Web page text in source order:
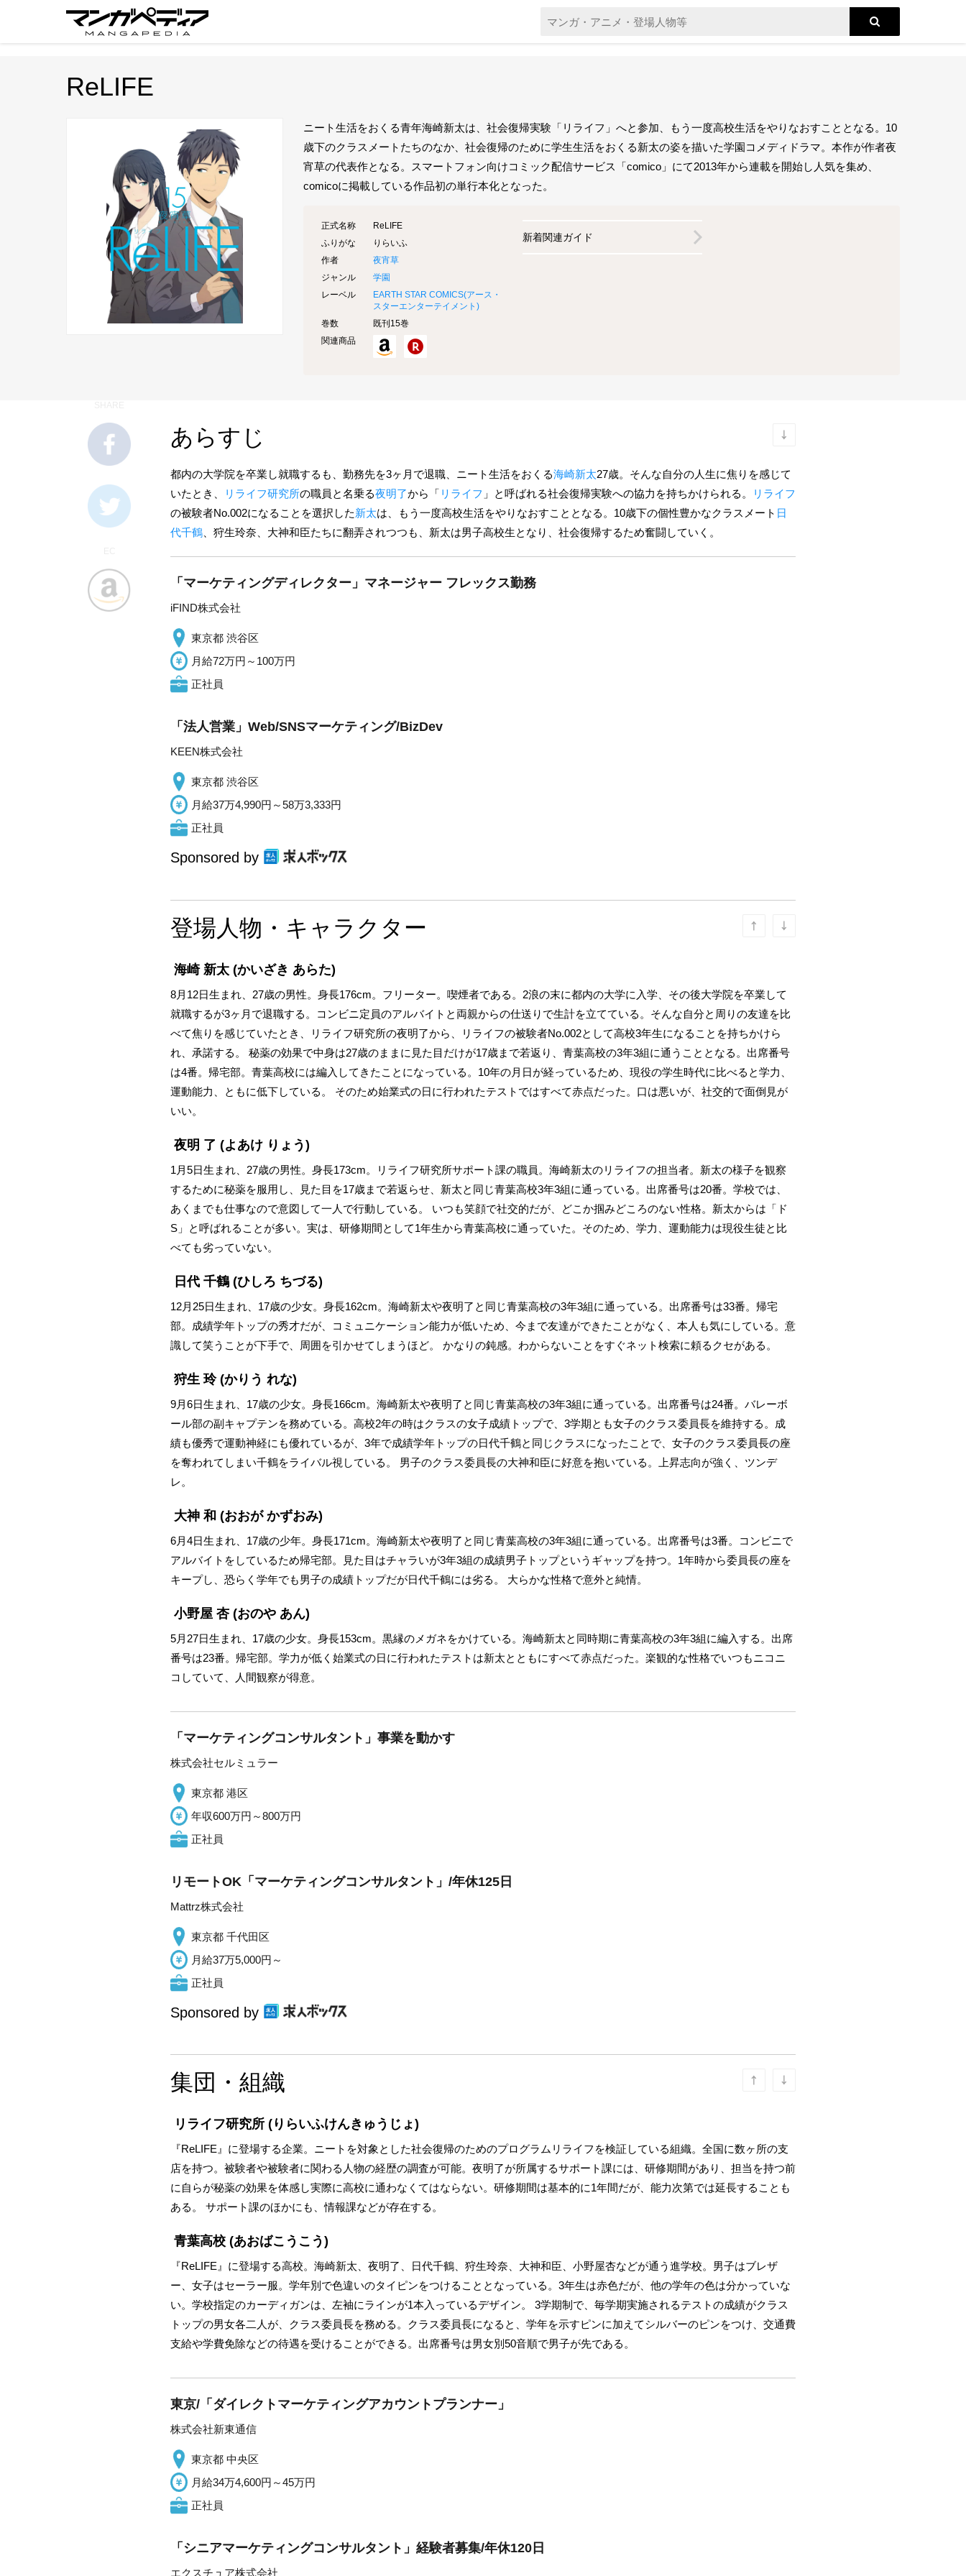
ReLIFE
ニート生活をおくる青年海崎新太は、社会復帰実験「リライフ」へと参加、もう一度高校生活をやりなおすこととなる。10
歳下のクラスメートたちのなか、社会復帰のために学生生活をおくる新太の姿を描いた学園コメディドラマ。本作が作者夜
宵草の代表作となる。スマートフォン向けコミック配信サービス「comico」にて2013年から連載を開始し人気を集め、
comicoに掲載している作品初の単行本化となった。
正式名称
ReLIFE
ふりがな
りらいふ
作者
夜宵草
ジャンル
学園
レーベル
EARTH STAR COMICS(アース・
スターエンターテイメント )
巻数
既刊15巻
関連商品
新着関連ガイド
あらすじ
都内の大学院を卒業し就職するも、勤務先を3ヶ月で退職、ニート生活をおくる海崎新太27歳。そんな自分の人生に焦りを感じて
いたとき、
リライフ研究所の職員と名乗る夜明了から「 リライフ 」と呼ばれる社会復帰実験への協力を持ちかけられる。
リライフ
の被験者No.002になることを選択した新太は、もう一度高校生活をやりなおすこととなる。10歳下の個性豊かなクラスメート 日
代千鶴 、狩生玲奈、大神和臣たちに翻弄されつつも、新太は男子高校生となり、社会復帰するため奮闘していく。
「マーケティングディレクター」マネージャー フレックス勤務
iFIND株式会社
東京都 渋谷区
月給72万円～100万円
正社員
「法人営業」Web/SNSマーケティング/BizDev
KEEN株式会社
東京都 渋谷区
月給37万4,990円～58万3,333円
正社員
Sponsored by
登場人物・キャラクター
海崎 新太 (かいざき あらた)
8月12日生まれ、27歳の男性。身長176cm。フリーター。喫煙者である。2浪の末に都内の大学に入学、その後大学院を卒業して
就職するが3ヶ月で退職する。コンビニ定員のアルバイトと両親からの仕送りで生計を立てている。そんな自分と周りの友達を比
べて焦りを感じていたとき、リライフ研究所の夜明了から、リライフの被験者No.002として高校3年生になることを持ちかけら
れ、承諾する。 秘薬の効果で中身は27歳のままに見た目だけが17歳まで若返り、青葉高校の3年3組に通うこととなる。出席番号
は4番。帰宅部。青葉高校には編入してきたことになっている。10年の月日が経っているため、現役の学生時代に比べると学力、
運動能力、ともに低下している。 そのため始業式の日に行われたテストではすべて赤点だった。口は悪いが、社交的で面倒見が
いい。
夜明 了 (よあけ りょう)
1月5日生まれ、27歳の男性。身長173cm。リライフ研究所サポート課の職員。海崎新太のリライフの担当者。新太の様子を観察
するために秘薬を服用し、見た目を17歳まで若返らせ、新太と同じ青葉高校3年3組に通っている。出席番号は20番。学校では、
あくまでも仕事なので意図して一人で行動している。 いつも笑顔で社交的だが、どこか掴みどころのない性格。新太からは「ド
S」と呼ばれることが多い。実は、研修期間として1年生から青葉高校に通っていた。そのため、学力、運動能力は現役生徒と比
べても劣っていない。
日代 千鶴 (ひしろ ちづる)
12月25日生まれ、17歳の少女。身長162cm。海崎新太や夜明了と同じ青葉高校の3年3組に通っている。出席番号は33番。帰宅
部。成績学年トップの秀才だが、コミュニケーション能力が低いため、今まで友達ができたことがなく、本人も気にしている。意
識して笑うことが下手で、周囲を引かせてしまうほど。 かなりの鈍感。わからないことをすぐネット検索に頼るクセがある。
狩生 玲(かりう れな)
9月6日生まれ、17歳の少女。身長166cm。海崎新太や夜明了と同じ青葉高校の3年3組に通っている。出席番号は24番。バレーボ
ール部の副キャプテンを務めている。高校2年の時はクラスの女子成績トップで、3学期とも女子のクラス委員長を維持する。成
績も優秀で運動神経にも優れているが、3年で成績学年トップの日代千鶴と同じクラスになったことで、女子のクラス委員長の座
を奪われてしまい千鶴をライバル視している。 男子のクラス委員長の大神和臣に好意を抱いている。上昇志向が強く、ツンデ
レ。
大神 和 (おおが かずおみ)
6月4日生まれ、17歳の少年。身長171cm。海崎新太や夜明了と同じ青葉高校の3年3組に通っている。出席番号は3番。コンビニで
アルバイトをしているため帰宅部。見た目はチャラいが3年3組の成績男子トップというギャップを持つ。1年時から委員長の座を
キープし、恐らく学年でも男子の成績トップだが日代千鶴には劣る。 大らかな性格で意外と純情。
小野屋 杏 (おのや あん)
5月27日生まれ、17歳の少女。身長153cm。黒縁のメガネをかけている。海崎新太と同時期に青葉高校の3年3組に編入する。出席
番号は23番。帰宅部。学力が低く始業式の日に行われたテストは新太とともにすべて赤点だった。楽観的な性格でいつもニコニ
コしていて、人間観察が得意。
「マーケティングコンサルタント」事業を動かす
株式会社セルミュラー
東京都 港区
年収600万円～800万円
正社員
リモートOK「マーケティングコンサルタント」/年休125日
Mattrz株式会社
東京都 千代田区
月給37万5,000円～
正社員
Sponsored by
集団・組織
リライフ研究所 (りらいふけんきゅうじょ)
『ReLIFE』に登場する企業。ニートを対象とした社会復帰のためのプログラムリライフを検証している組織。全国に数ヶ所の支
店を持つ。被験者や被験者に関わる人物の経歴の調査が可能。夜明了が所属するサポート課には、研修期間があり、担当を持つ前
に自らが秘薬の効果を体感し実際に高校に通わなくてはならない。研修期間は基本的に1年間だが、能力次第では延長することも
ある。 サポート課のほかにも、情報課などが存在する。
青葉高校 (あおばこうこう)
『ReLIFE』に登場する高校。海崎新太、夜明了、日代千鶴、狩生玲奈、大神和臣、小野屋杏などが通う進学校。男子はブレザ
ー、女子はセーラー服。学年別で色違いのタイピンをつけることとなっている。3年生は赤色だが、他の学年の色は分かっていな
い。学校指定のカーディガンは、左袖にラインが1本入っているデザイン。 3学期制で、毎学期実施されるテストの成績がクラス
トップの男女各二人が、クラス委員長を務める。クラス委員長になると、学年を示すピンに加えてシルバーのピンをつけ、交通費
支給や学費免除などの待遇を受けることができる。出席番号は男女別50音順で男子が先である。
東京/「ダイレクトマーケティングアカウントプランナー」
株式会社新東通信
東京都 中央区
月給34万4,600円～45万円
正社員
「シニアマーケティングコンサルタント」経験者募集/年休120日
エクスチュア株式会社